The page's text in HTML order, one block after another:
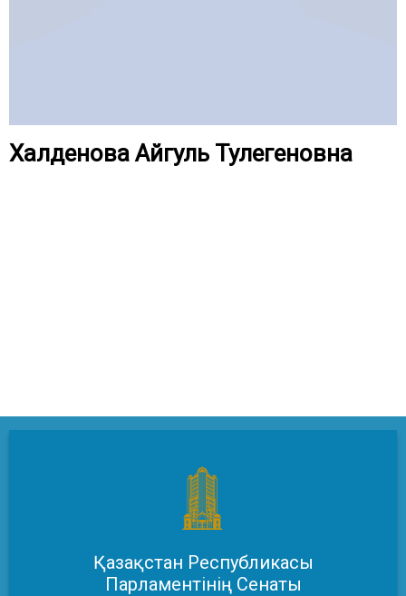
Халденова Айгуль Тулегеновна
Қазақстан Республикасы
Парламентінің Сенаты